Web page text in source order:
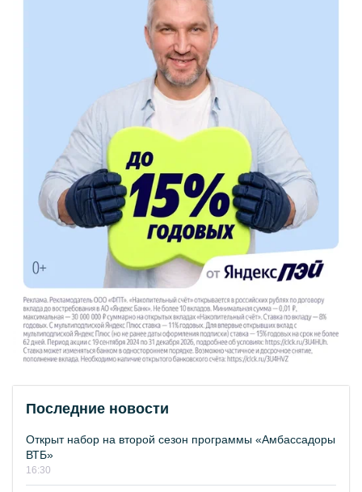
Последние новости
Открыт набор на второй сезон программы «Амбассадоры
ВТБ»
16:30